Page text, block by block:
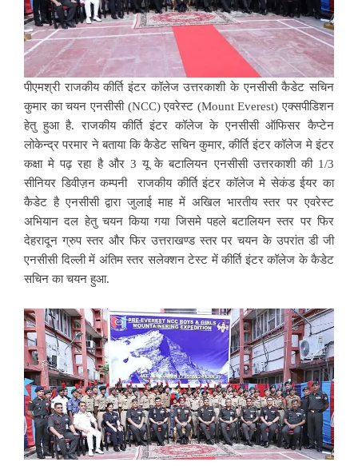
पीएमश्री राजकीय कीर्ति इंटर कॉलेज उत्तरकाशी के एनसीसी कैडेट सचिन
कुमार का चयन एनसीसी (NCC) एवरेस्ट (Mount Everest) एक्सपीडिशन
हेतु हुआ है. राजकीय कीर्ति इंटर कॉलेज के एनसीसी ऑफिसर कैप्टेन
लोकेन्द्र परमार ने बताया कि कैडेट सचिन कुमार, कीर्ति इंटर कॉलेज मे इंटर
कक्षा मे पढ़ रहा है और 3 यू के बटालियन एनसीसी उत्तरकाशी की 1/3
सीनियर डिवीज़न कम्पनी राजकीय कीर्ति इंटर कॉलेज मे सेकंड ईयर का
कैडेट है एनसीसी द्वारा जुलाई माह में अखिल भारतीय स्तर पर एवरेस्ट
अभियान दल हेतु चयन किया गया जिसमे पहले बटालियन स्तर पर फिर
देहरादून ग्रुप स्तर और फिर उत्तराखण्ड स्तर पर चयन के उपरांत डी जी
एनसीसी दिल्ली में अंतिम स्तर सलेक्शन टेस्ट में कीर्ति इंटर कॉलेज के कैडेट
सचिन का चयन हुआ.